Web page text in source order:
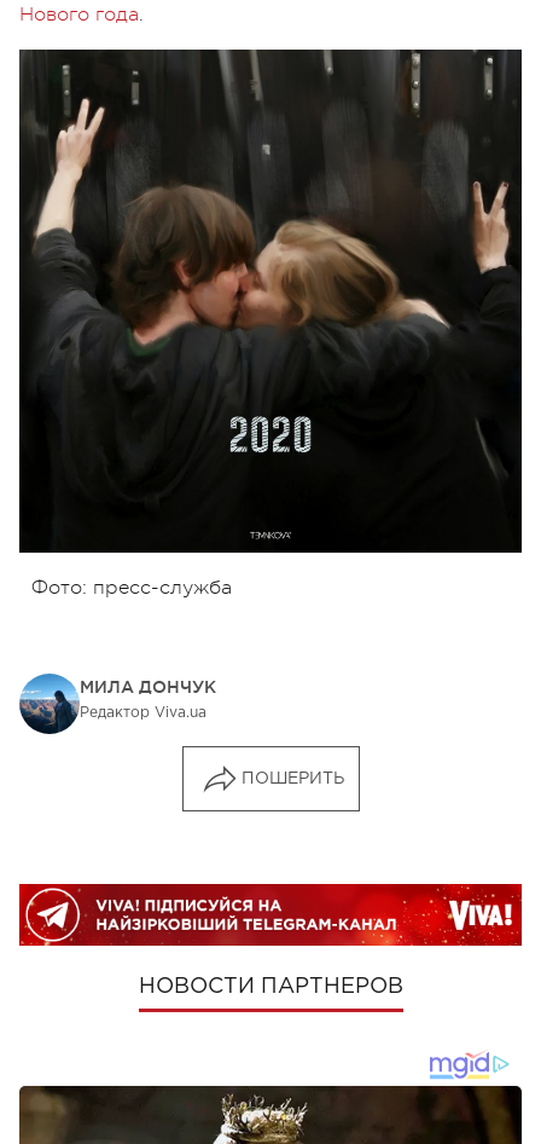
Нового года.
Фото: пресс-служба
МИЛА ДОНЧУК
Редактор Viva.ua
ПОШЕРИТЬ
НОВОСТИ ПАРТНЕРОВ